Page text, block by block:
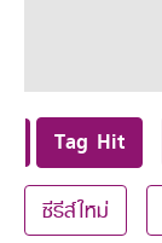
Tag Hit
ซีรีส์ใหม่